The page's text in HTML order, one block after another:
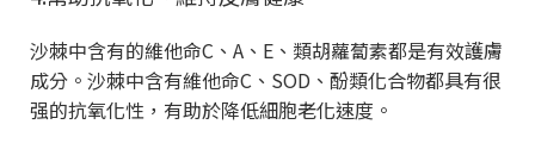
沙棘中含有的維他命C、A、E、類胡蘿蔔素都是有效護膚
成分。沙棘中含有維他命C、SOD、酚類化合物都具有很
强的抗氧化性，有助於降低細胞老化速度。